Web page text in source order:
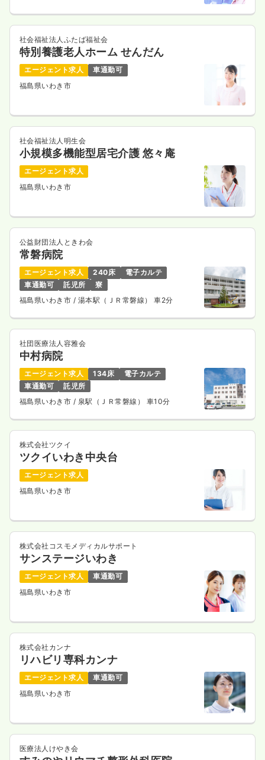
社会福祉法人ふたば福祉会
特別養護老人ホーム せんだん
エージェント求人
車通勤可
福島県いわき市
社会福祉法人明生会
小規模多機能型居宅介護 悠々庵
エージェント求人
福島県いわき市
公益財団法人ときわ会
常磐病院
エージェント求人 240床
電子カルテ
車通勤可
託児所
寮
福島県いわき市 / 湯本駅（ＪＲ常磐線） 車2分
社団医療法人容雅会
中村病院
エージェント求人 134床
電子カルテ
車通勤可
託児所
福島県いわき市 / 泉駅（ＪＲ常磐線） 車10分
株式会社ツクイ
ツクイいわき中央台
エージェント求人
福島県いわき市
株式会社コスモメディカルサポート
サンステージいわき
エージェント求人
車通勤可
福島県いわき市
株式会社カンナ
リハビリ専科カンナ
エージェント求人
車通勤可
福島県いわき市
医療法人けやき会